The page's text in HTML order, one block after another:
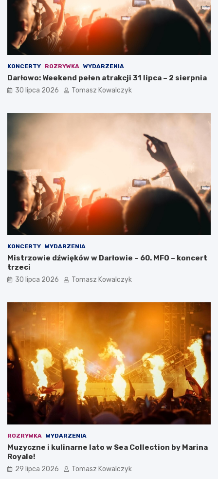
KONCERTY ROZRYWKA WYDARZENIA
Darłowo: Weekend pełen atrakcji 31 lipca – 2 sierpnia
30 lipca 2026 Tomasz Kowalczyk
KONCERTY WYDARZENIA
Mistrzowie dźwięków w Darłowie – 60. MFO – koncert
trzeci
30 lipca 2026 Tomasz Kowalczyk
ROZRYWKA WYDARZENIA
Muzyczne i kulinarne lato w Sea Collection by Marina
Royale!
29 lipca 2026 Tomasz Kowalczyk